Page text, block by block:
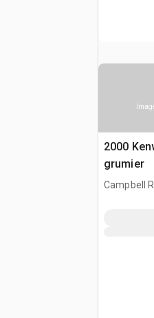
2000
grumier
Campbell